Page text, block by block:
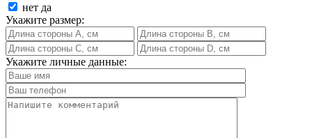
нет да
Укажите размер:
Укажите личные данные: